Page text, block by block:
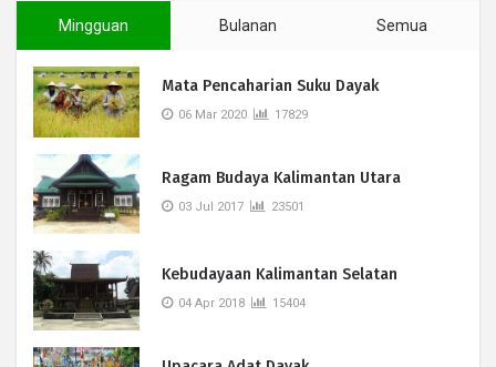
Mingguan Bulanan Semua
Mata Pencaharian Suku Dayak
06 Mar 2020 17829
Ragam Budaya Kalimantan Utara
03 Jul 2017 23501
Kebudayaan Kalimantan Selatan
04 Apr 2018 15404